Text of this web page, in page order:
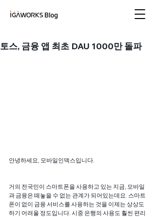
토스, 금융 앱 최초 DAU 1000만 돌파
안녕하세요, 모바일인덱스입니다.
거의 전국민이 스마트폰을 사용하고 있는 지금, 모바일
과 금융은 떼놓을 수 없는 관계가 되어있는데요. 스마트
폰이 없이 금융 서비스를 사용하는 것을 이제는 상상도
하기 어려울 정도입니다. 시중 은행의 사용도 훨씬 편리